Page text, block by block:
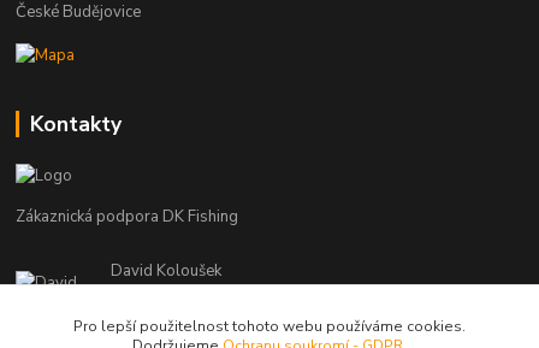
České Budějovice
Kontakty
Zákaznická podpora DK Fishing
David Koloušek
(Po-Pá, 7-18 hod.)
Pro lepší použitelnost tohoto webu používáme cookies.